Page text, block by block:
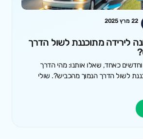
22 מרץ 2025
לירידה מתוכננת לשול הדרך
וחדשים כאחד, שאלו אותנו: מהי הדרך
לשול הדרך הנמוך מהכביש?. שולי